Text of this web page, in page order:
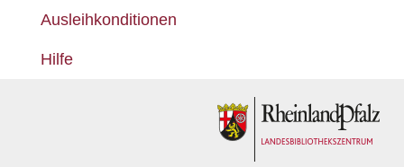
Ausleihkonditionen
Hilfe